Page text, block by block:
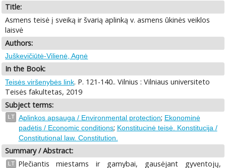
Title:
Asmens teisė į sveiką ir švarią aplinką v. asmens ūkinės veiklos
laisvė
Authors:
Juškevičiūtė-Vilienė, Agnė
In the Book:
Teisės viršenybės link. P. 121-140.. Vilnius : Vilniaus universiteto
Teisės fakultetas, 2019
Subject terms:
LT Aplinkos apsauga / Environmental protection; Ekonominė
padėtis / Economic conditions; Konstitucinė teisė. Konstitucija /
Constitutional law. Constitution.
Summary / Abstract:
LT
Plečiantis miestams ir gamybai, gausėjant gyventojų,